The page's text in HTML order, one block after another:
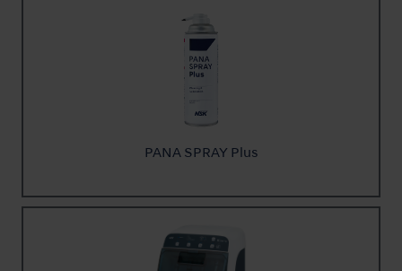
PANA SPRAY Plus